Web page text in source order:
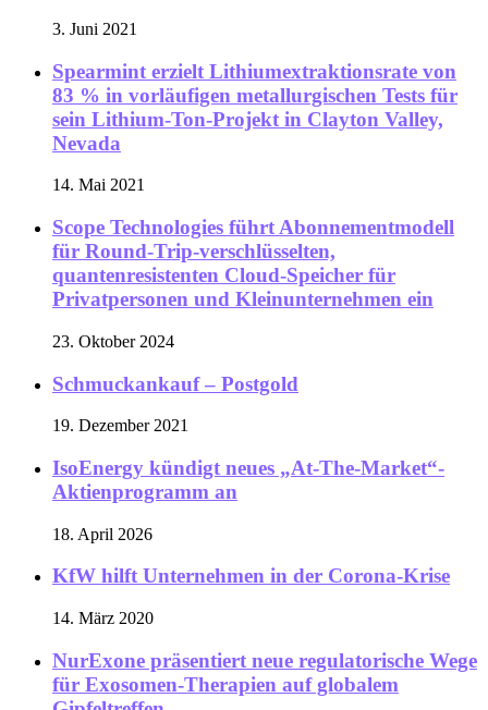
3. Juni 2021
Spearmint erzielt Lithiumextraktionsrate von
83 % in vorläufigen metallurgischen Tests für
sein Lithium-Ton-Projekt in Clayton Valley,
Nevada
14. Mai 2021
Scope Technologies führt Abonnementmodell
für Round-Trip-verschlüsselten,
quantenresistenten Cloud-Speicher für
Privatpersonen und Kleinunternehmen ein
23. Oktober 2024
Schmuckankauf – Postgold
19. Dezember 2021
IsoEnergy kündigt neues „At-The-Market“-
Aktienprogramm an
18. April 2026
KfW hilft Unternehmen in der Corona-Krise
14. März 2020
NurExone präsentiert neue regulatorische Wege
für Exosomen-Therapien auf globalem